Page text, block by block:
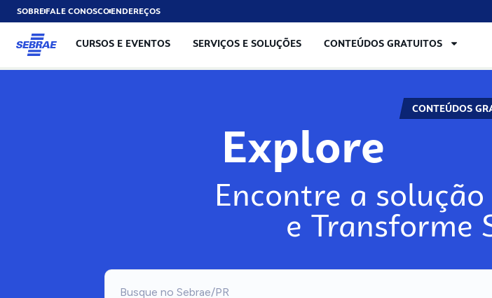
SOBREFALE CONOSCOENDEREÇOS
CURSOS E EVENTOS SERVIÇOS E SOLUÇÕES CONTEÚDOS GRATUITOS
CONTEÚDOS
Explore
Encontre a
e Transforme